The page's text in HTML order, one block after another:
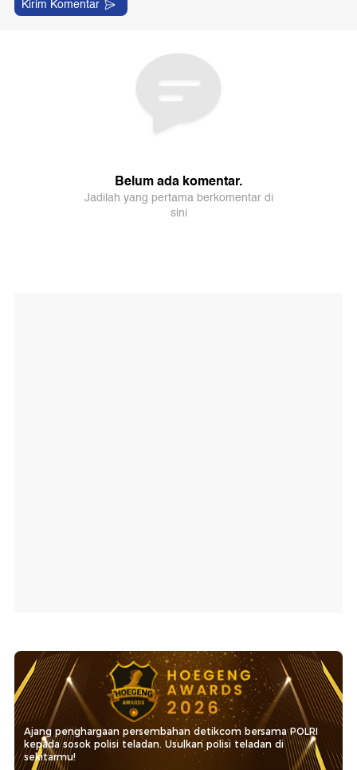
Ajang penghargaan persembahan detikcom bersama POLRI
kepada sosok polisi teladan. Usulkan polisi teladan di
sekitarmu!